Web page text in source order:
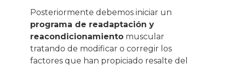
Posteriormente debemos iniciar un
programa de readaptación y
reacondicionamiento muscular
tratando de modificar o corregir los
factores que han propiciado resalte del